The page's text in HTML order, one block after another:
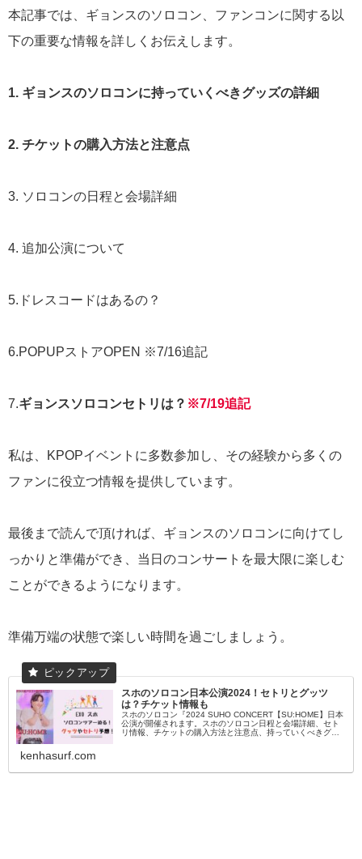
本記事では、ギョンスのソロコン、ファンコンに関する以
下の重要な情報を詳しくお伝えします。
1. ギョンスのソロコンに持っていくべきグッズの詳細
2. チケットの購入方法と注意点
3. ソロコンの日程と会場詳細
4. 追加公演について
5.ドレスコードはあるの？
6.POPUPストアOPEN ※7/16追記
7.ギョンスソロコンセトリは？ ※7/19追記
私は、KPOPイベントに多数参加し、その経験から多くの
ファンに役立つ情報を提供しています。
最後まで読んで頂ければ、ギョンスのソロコンに向けてし
っかりと準備ができ、当日のコンサートを最大限に楽しむ
ことができるようになります。
準備万端の状態で楽しい時間を過ごしましょう。
スホのソロコン日本公演2024！セトリとグッツ
は？チケット情報も
スホのソロコン『2024 SUHO CONCERT【SU:HOME】日本
公演が開催されます。スホのソロコン日程と会場詳細、セト
リ情報、チケットの購入方法と注意点、持っていくべきグッ
kenhasurf.com